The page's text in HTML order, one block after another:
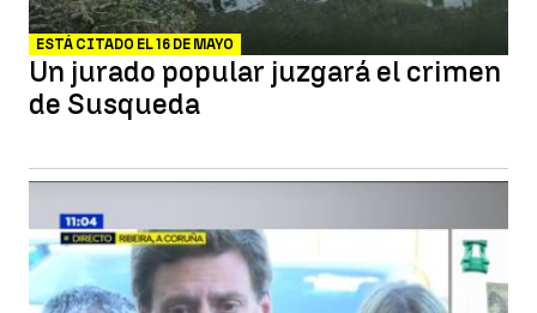
ESTÁ CITADO EL 16 DE MAYO
Un jurado popular juzgará el crimen
de Susqueda